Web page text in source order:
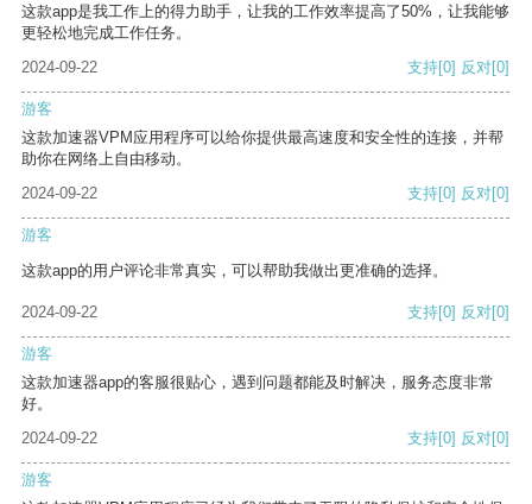
这款app是我工作上的得力助手，让我的工作效率提高了50%，让我能够
更轻松地完成工作任务。
2024-09-22
支持[0] 反对[0]
游客
这款加速器VPM应用程序可以给你提供最高速度和安全性的连接，并帮
助你在网络上自由移动。
2024-09-22
支持[0] 反对[0]
游客
这款app的用户评论非常真实，可以帮助我做出更准确的选择。
2024-09-22 支持[0] 反对[0]
游客
这款加速器app的客服很贴心，遇到问题都能及时解决，服务态度非常
好。
2024-09-22
支持[0] 反对[0]
游客